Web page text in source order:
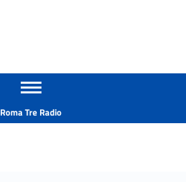
Apri il menu secondario
Roma Tre Radio